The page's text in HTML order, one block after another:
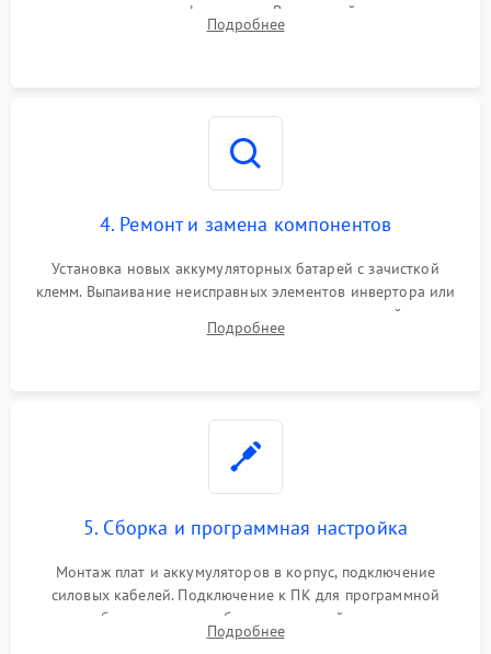
переключения и трансформатора. Визуальный поиск вздутых
конденсаторов и прогаров на печатной плате.
Подробнее
4. Ремонт и замена компонентов
Установка новых аккумуляторных батарей с зачисткой
клемм. Выпаивание неисправных элементов инвертора или
цепи зарядки и монтаж новых радиодеталей.
Восстановление поврежденных токоведущих дорожек и
Подробнее
5. Сборка и программная настройка
Монтаж плат и аккумуляторов в корпус, подключение
силовых кабелей. Подключение к ПК для программной
калибровки констант батареи, настройки порогов
срабатывания AVR и сброса счетчиков старения АКБ.
Подробнее